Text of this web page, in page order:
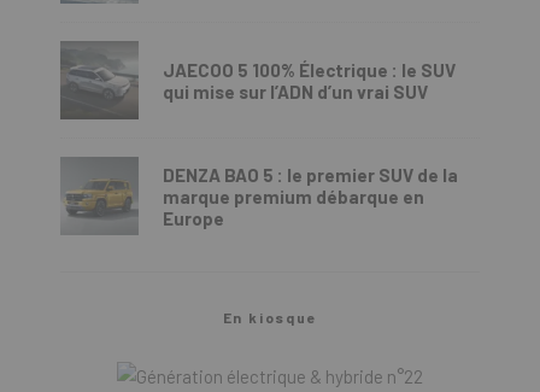
JAECOO 5 100% Électrique : le SUV
qui mise sur l’ADN d’un vrai SUV
DENZA BAO 5 : le premier SUV de la
marque premium débarque en
Europe
En kiosque